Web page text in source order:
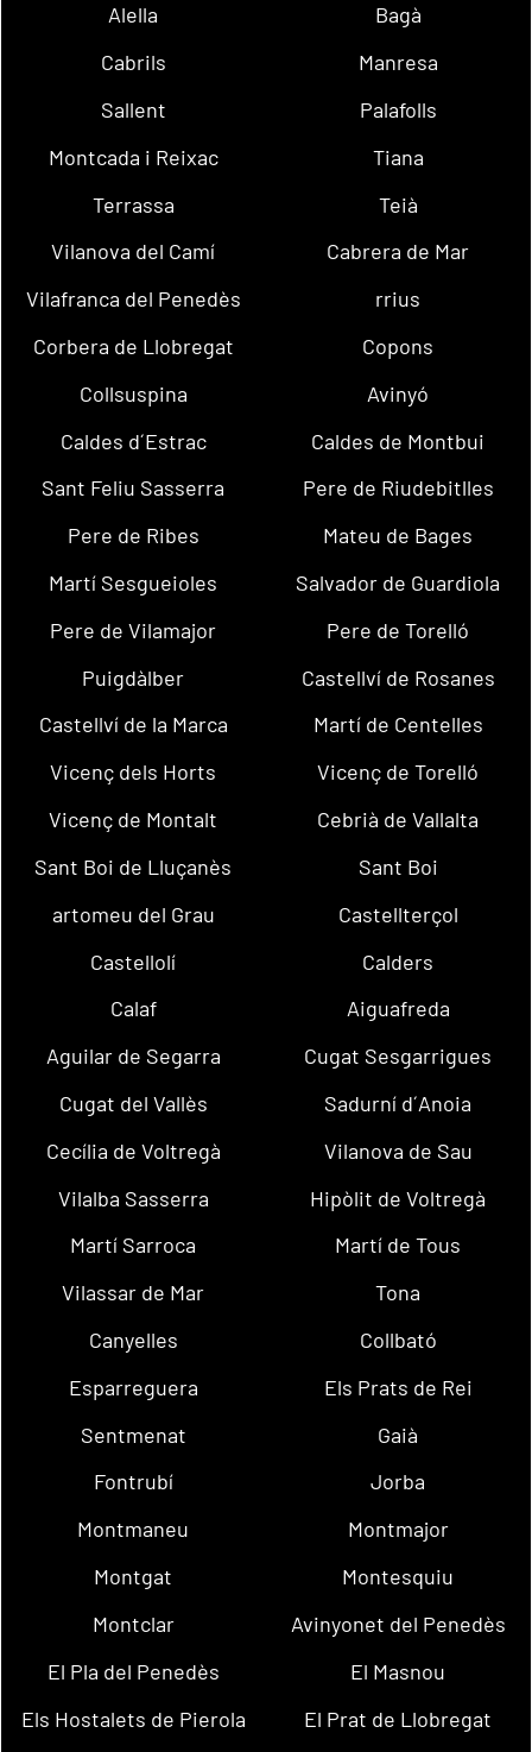
Alella
Bagà
Cabrils
Manresa
Sallent
Palafolls
Montcada i Reixac
Tiana
Terrassa
Teià
Vilanova del Camí
Cabrera de Mar
Vilafranca del Penedès
rrius
Corbera de Llobregat
Copons
Collsuspina
Avinyó
Caldes d´Estrac
Caldes de Montbui
Sant Feliu Sasserra
Pere de Riudebitlles
Pere de Ribes
Mateu de Bages
Martí Sesgueioles
Salvador de Guardiola
Pere de Vilamajor
Pere de Torelló
Puigdàlber
Castellví de Rosanes
Castellví de la Marca
Martí de Centelles
Vicenç dels Horts
Vicenç de Torelló
Vicenç de Montalt
Cebrià de Vallalta
Sant Boi de Lluçanès
Sant Boi
artomeu del Grau
Castellterçol
Castellolí
Calders
Calaf
Aiguafreda
Aguilar de Segarra
Cugat Sesgarrigues
Cugat del Vallès
Sadurní d´Anoia
Cecília de Voltregà
Vilanova de Sau
Vilalba Sasserra
Hipòlit de Voltregà
Martí Sarroca
Martí de Tous
Vilassar de Mar
Tona
Canyelles
Collbató
Esparreguera
Els Prats de Rei
Sentmenat
Gaià
Fontrubí
Jorba
Montmaneu
Montmajor
Montgat
Montesquiu
Montclar
Avinyonet del Penedès
El Pla del Penedès
El Masnou
Els Hostalets de Pierola
El Prat de Llobregat